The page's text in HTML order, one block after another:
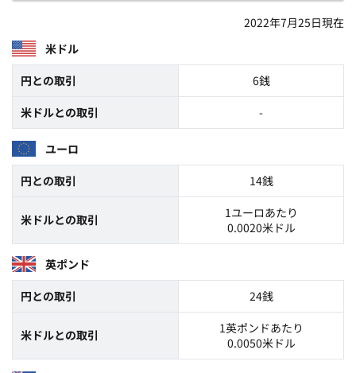
2022年7月25日現在
米ドル
円との取引
6銭
米ドルとの取引
-
ユーロ
円との取引
14銭
米ドルとの取引
1ユーロあたり
0.0020米ドル
英ポンド
円との取引
24銭
米ドルとの取引
1英ポンドあたり
0.0050米ドル